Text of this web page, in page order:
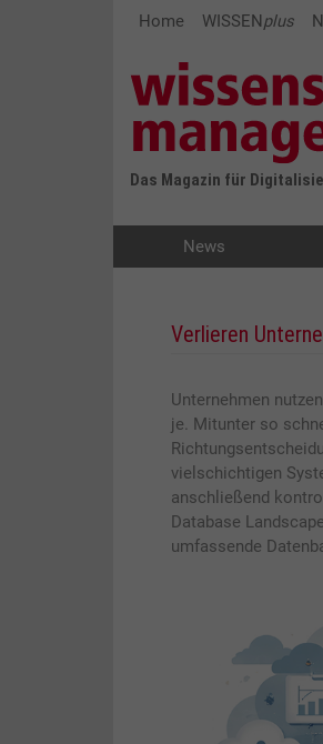
Home WISSENplus
Das Magazin für
News
Verlieren
Unternehmen
je. Mitunter so
vielschichtigen
anschließend
Database
umfassende